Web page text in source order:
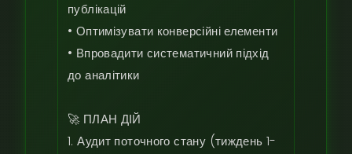
публікацій
• Оптимізувати конверсійні елементи
• Впровадити систематичний підхід
до аналітики
🚀 ПЛАН ДІЙ
1. Аудит поточного стану (тиждень 1-